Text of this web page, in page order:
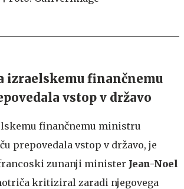
izraelskemu finančnemu
vstop v državo
finančnemu ministru
prepovedala vstop v državo, je
zunanji minister Jean-Noel
kritiziral zaradi njegovega